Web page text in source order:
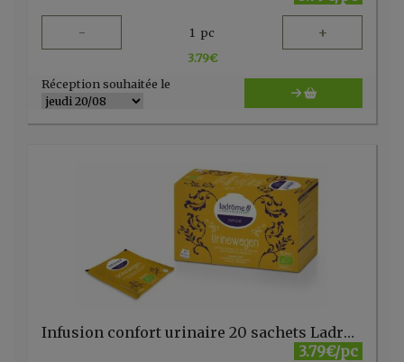
- 1 pc +
3.79€
Réception souhaitée le
Infusion confort urinaire 20 sachets Ladrôme
3.79€/pc